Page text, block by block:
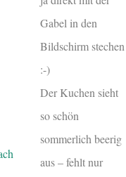
Gabel in den
Bildschirm stechen
:-)
Der Kuchen sieht
so schön
sommerlich beerig
aus – fehlt nur